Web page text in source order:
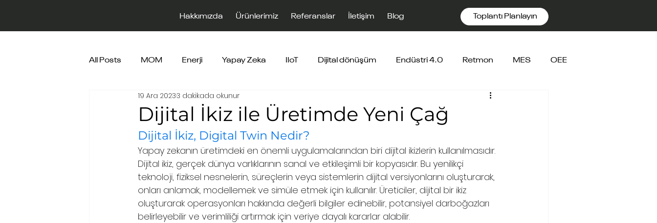
Hakkımızda Ürünlerimiz Referanslar İletişim Blog Toplantı Planlayın
All Posts MOM Enerji Yapay Zeka IIoT Dijital dönüşüm Endüstri 4.0 Retmon MES OEE
Dijital İkiz ile Üretimde Yeni Çağ
19 Ara 20233 dakikada okunur
Dijital İkiz, Digital Twin Nedir?
Yapay zekanın üretimdeki en önemli uygulamalarından biri dijital ikizlerin kullanılmasıdır.
Dijital ikiz, gerçek dünya varlıklarının sanal ve etkileşimli bir kopyasıdır. Bu yenilikçi
teknoloji, fiziksel nesnelerin, süreçlerin veya sistemlerin dijital versiyonlarını oluşturarak,
onları anlamak, modellemek ve simüle etmek için kullanılır. Üreticiler, dijital bir ikiz
oluşturarak operasyonları hakkında değerli bilgiler edinebilir, potansiyel darboğazları
belirleyebilir ve verimliliği artırmak için veriye dayalı kararlar alabilir.